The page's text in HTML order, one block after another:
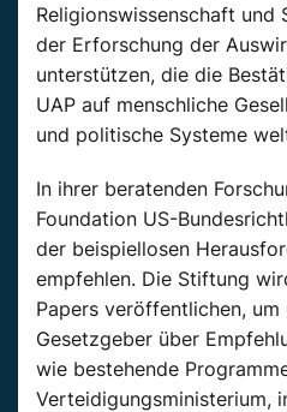
Religionswissenschaft und
der Erforschung der
unterstützen, die die
UAP auf menschliche
und politische Systeme
In ihrer beratenden
Foundation US-
der beispiellosen
empfehlen. Die Stiftung
Papers veröffentlichen,
Gesetzgeber über
wie bestehende
Verteidigungsministerium,